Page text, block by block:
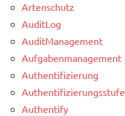
Artenschutz
AuditLog
AuditManagement
Aufgabenmanagement
Authentifizierung
Authentifizierungsstufe
Authentify